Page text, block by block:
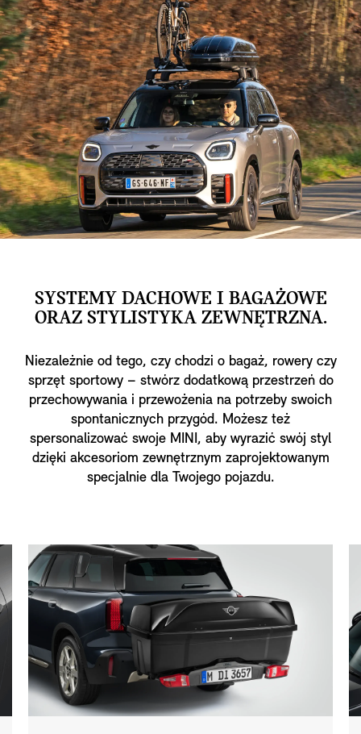
SYSTEMY DACHOWE I BAGAŻOWE
ORAZ STYLISTYKA ZEWNĘTRZNA.
Niezależnie od tego, czy chodzi o bagaż, rowery czy
sprzęt sportowy – stwórz dodatkową przestrzeń do
przechowywania i przewożenia na potrzeby swoich
spontanicznych przygód. Możesz też
spersonalizować swoje MINI, aby wyrazić swój styl
dzięki akcesoriom zewnętrznym zaprojektowanym
specjalnie dla Twojego pojazdu.